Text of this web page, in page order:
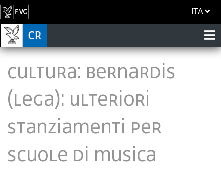
ITA
Cultura: Bernardis
(Lega): ulteriori
stanziamenti per
scuole di musica